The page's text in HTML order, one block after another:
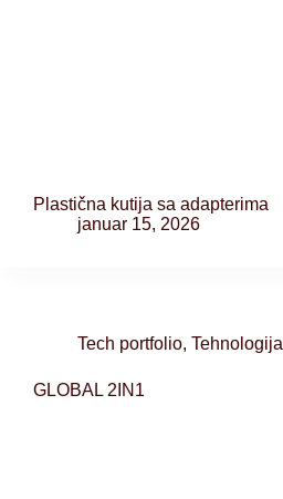
Plastična kutija sa adapterima
januar 15, 2026
Tech portfolio, Tehnologija
GLOBAL 2IN1